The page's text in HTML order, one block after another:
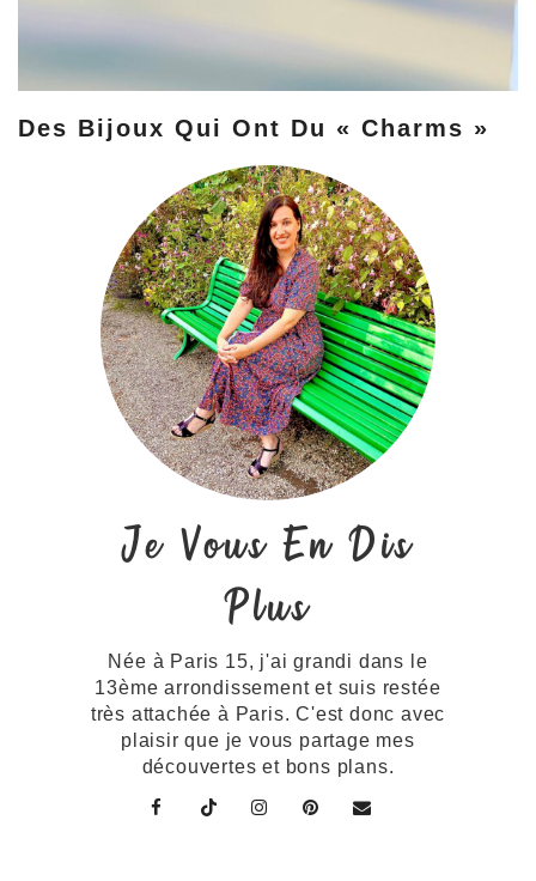
Des Bijoux Qui Ont Du « Charms »
Je Vous En Dis
Plus
Née à Paris 15, j'ai grandi dans le
13ème arrondissement et suis restée
très attachée à Paris. C'est donc avec
plaisir que je vous partage mes
découvertes et bons plans.